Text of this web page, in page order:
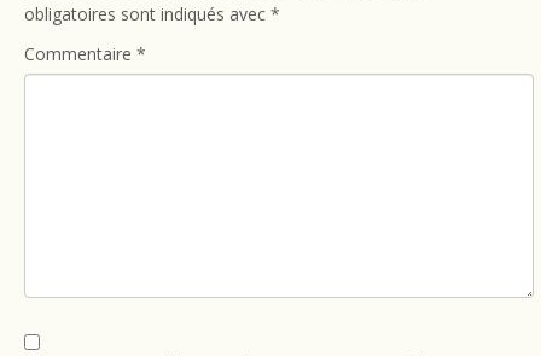
obligatoires sont indiqués avec *
Commentaire *